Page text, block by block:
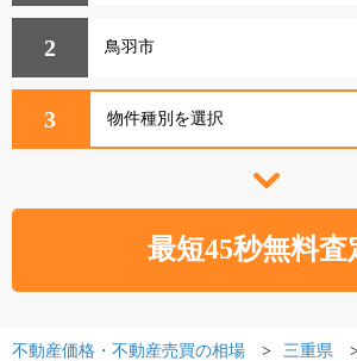
2
3
不動産価格・不動産売買の相場 三重県